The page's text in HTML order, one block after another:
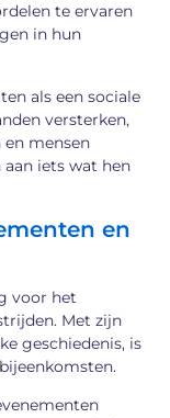
te ervaren
in hun
als een sociale
versterken,
mensen
iets wat hen
en
voor het
Met zijn
geschiedenis, is